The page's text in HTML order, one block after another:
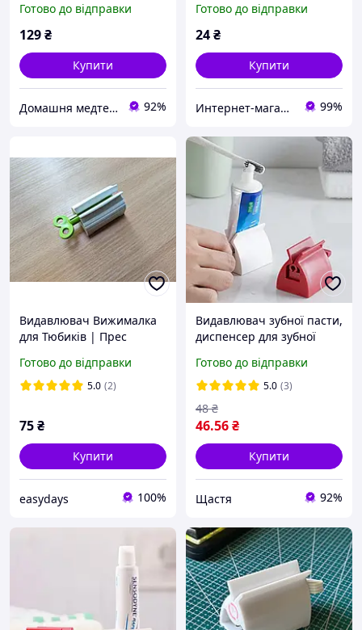
Готово до відправки
129₴
Купити
Домашня медтехніка та ортопедичні товари 92%
тюбиків пластиковий
Жаба L 9 cm
Готово до відправки
24₴
Купити
Интернет-магазин IKA 99%
Видавлювач Вижималка
для Тюбиків | Прес
Крему Геля | Диспенсер
Дозатор Упаковки
Готово до відправки
5.0 (2)
75₴
Купити
easydays 100%
Видавлювач зубної пасти,
диспенсер для зубної
Готово до відправки
5.0 (3)
46.56₴
48 ₴
Купити
Щастя 92%